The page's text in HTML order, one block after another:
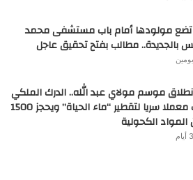
تضع مولودها أمام باب مستشفى محمد
بالجديدة.. مطالب بفتح تحقيق عاجل
موسم مولاي عبد الله.. الدرك الملكي
يفكك معملا سريا لتقطير “ماء الحياة” ويحجز 1500
المواد الكحولية